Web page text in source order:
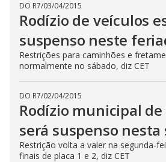
DO R7/03/04/2015
Rodízio de veículos
suspenso neste
Restrições para caminhões e
normalmente no sábado, diz CET
DO R7/02/04/2015
Rodízio municipal
será suspenso
Restrição volta a valer na segunda-
finais de placa 1 e 2, diz CET